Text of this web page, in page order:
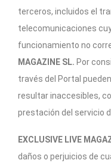
terceros, incluidos el
telecomunicaciones
funcionamiento no
MAGAZINE SL. Por
través del Portal
resultar inaccesibles,
prestación del servicio
EXCLUSIVE LIVE
daños o perjuicios de